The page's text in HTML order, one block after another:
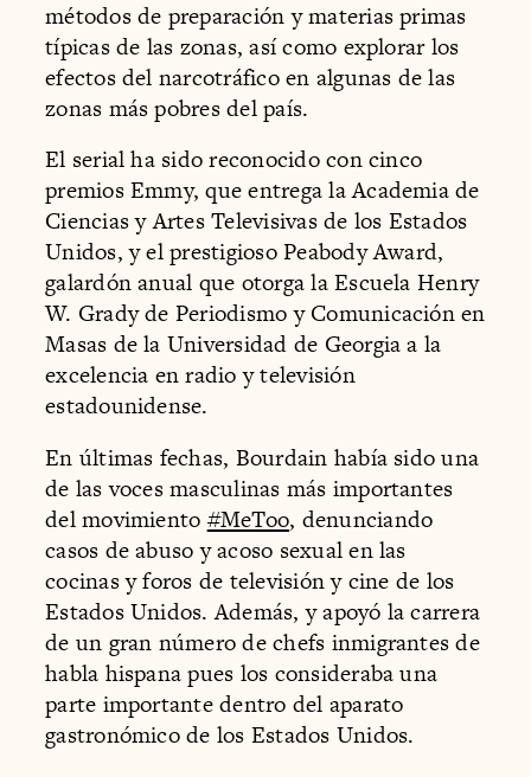
métodos de preparación y materias primas
típicas de las zonas, así como explorar los
efectos del narcotráfico en algunas de las
zonas más pobres del país.
El serial ha sido reconocido con cinco
premios Emmy, que entrega la Academia de
Ciencias y Artes Televisivas de los Estados
Unidos, y el prestigioso Peabody Award,
galardón anual que otorga la Escuela Henry
W. Grady de Periodismo y Comunicación en
Masas de la Universidad de Georgia a la
excelencia en radio y televisión
estadounidense.
En últimas fechas, Bourdain había sido una
de las voces masculinas más importantes
del movimiento #MeToo, denunciando
casos de abuso y acoso sexual en las
cocinas y foros de televisión y cine de los
Estados Unidos. Además, y apoyó la carrera
de un gran número de chefs inmigrantes de
habla hispana pues los consideraba una
parte importante dentro del aparato
gastronómico de los Estados Unidos.